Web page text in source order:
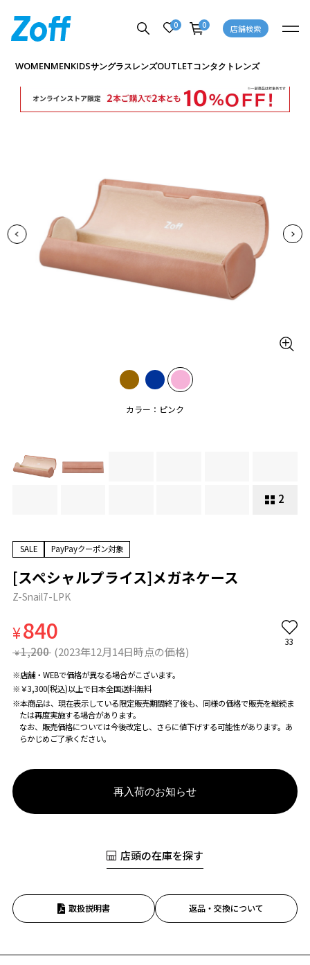
0 0 店舗検索
WOMENMENKIDSサングラスレンズOUTLETコンタクトレンズ
カラー：ピンク
2
商品詳細ページへ
SALE PayPayクーポン対象
[スペシャルプライス]メガネケース
Z-Snail7-LPK
¥840
¥ 1,200 (2023年12月14日時点の価格)
33
お気に入り
※店舗・WEBで価格が異なる場合がこざいます。
※￥3,300(税込)以上で日本全国送料無料
※本商品は、現在表示している限定販売期間終了後も、同様の価格で販売を継続ま
たは再度実施する場合があります。
なお、販売価格については今後改定し、さらに値下げする可能性があります。あ
らかじめご了承ください。
再入荷のお知らせ
店頭の在庫を探す
取扱説明書 返品・交換について